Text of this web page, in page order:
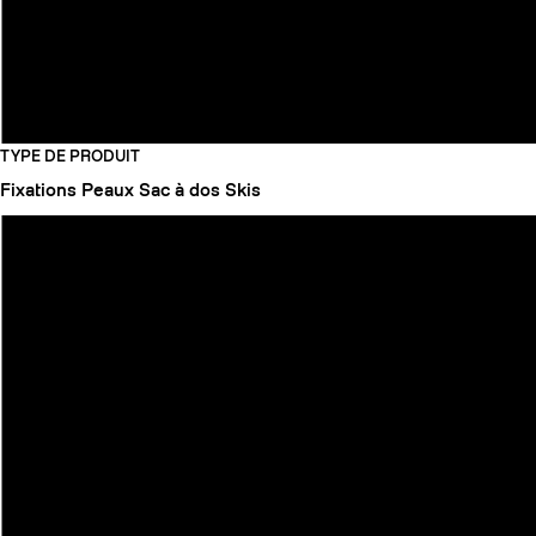
TYPE DE PRODUIT
Fixations Peaux Sac à dos Skis